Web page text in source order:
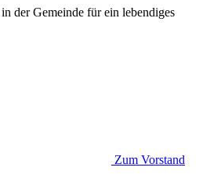
der Gemeinde für ein lebendiges
Zum Vorstand